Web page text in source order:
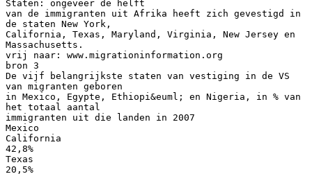
Staten: ongeveer de helft
van de immigranten uit Afrika heeft zich gevestigd in
de staten New York,
California, Texas, Maryland, Virginia, New Jersey en
Massachusetts.
vrij naar: www.migrationinformation.org
bron 3
De vijf belangrijkste staten van vestiging in de VS
van migranten geboren
in Mexico, Egypte, Ethiopi&euml; en Nigeria, in % van
het totaal aantal
immigranten uit die landen in 2007
Mexico
California
42,8%
Texas
20,5%